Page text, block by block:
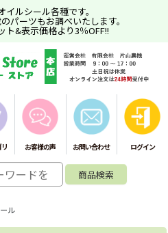
ルシール各種です。
パーツもお調べいたします。
ト&表示価格より3％OFF!!
お客様の声 お問い合わせ ログイン
ル